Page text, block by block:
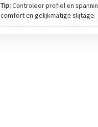
Tip:Controleer profiel en
comfort en gelijkmatige slijtage.